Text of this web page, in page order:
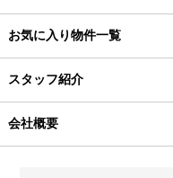
お気に入り物件一覧
スタッフ紹介
会社概要